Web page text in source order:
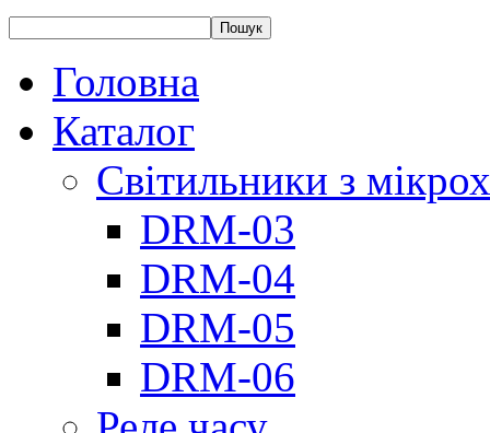
Головна
Каталог
Світильники з
DRM-03
DRM-04
DRM-05
DRM-06